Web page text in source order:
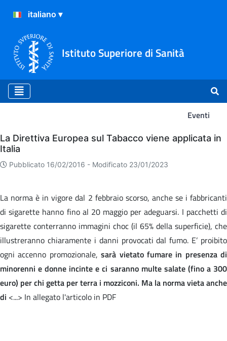
Istituto Superiore di Sanità
Eventi
Eventi
La Direttiva Europea sul Tabacco viene applicata in
Italia
Pubblicato 16/02/2016 - Modificato 23/01/2023
La norma è in vigore dal 2 febbraio scorso, anche se i fabbricanti
di sigarette hanno fino al 20 maggio per adeguarsi. I pacchetti di
sigarette conterranno immagini choc (il 65% della superficie), che
illustreranno chiaramente i danni provocati dal fumo. E’ proibito
ogni accenno promozionale,sarà vietato fumare in presenza di
minorenni e donne incinte e ci saranno multe salate (fino a 300
euro) per chi getta per terra i mozziconi. Ma la norma vieta anche
di <...> In allegato l'articolo in PDF